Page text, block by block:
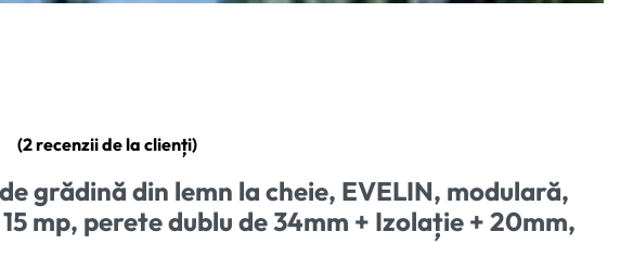
(2recenzii de la clienți)
grădină din lemn la cheie, EVELIN, modulară,
mp, perete dublu de 34mm + Izolație + 20mm,